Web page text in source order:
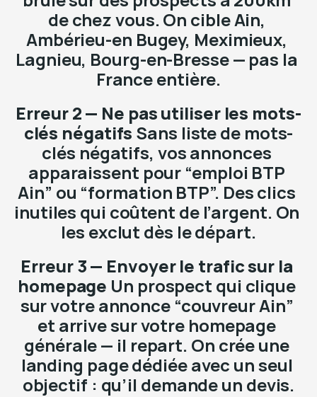
de chez vous. On cible Ain,
Ambérieu-en Bugey, Meximieux,
Lagnieu, Bourg-en-Bresse — pas la
France entière.
Erreur 2 — Ne pas utiliser les mots-
clés négatifs Sans liste de mots-
clés négatifs, vos annonces
apparaissent pour “emploi BTP
Ain” ou “formation BTP”. Des clics
inutiles qui coûtent de l’argent. On
les exclut dès le départ.
Erreur 3 — Envoyer le trafic sur la
homepage Un prospect qui clique
sur votre annonce “couvreur Ain”
et arrive sur votre homepage
générale — il repart. On crée une
landing page dédiée avec un seul
objectif : qu’il demande un devis.